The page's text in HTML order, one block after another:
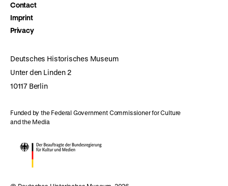
Contact
Imprint
Privacy
Deutsches Historisches Museum
Unter den Linden 2
10117 Berlin
Funded by the Federal Government Commissioner for Culture
and the Media